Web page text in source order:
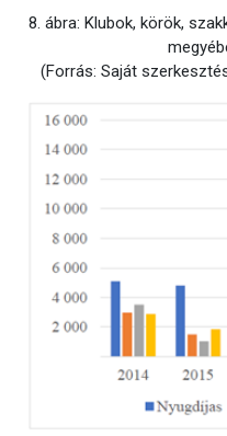
8. ábra: Klubok, körök,
(Forrás: Saját